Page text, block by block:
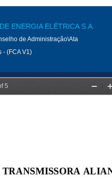
ENERGIA ELÉTRICA S.A.
de Administração\Ata
- (FCA V1)